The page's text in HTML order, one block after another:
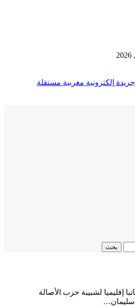
إقليميا لشبيبة حزب الأصالة
سليمان…